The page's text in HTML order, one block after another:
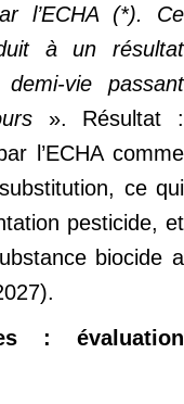
l’ECHA (*). Ce
à un résultat
vie passant
». Résultat :
l’ECHA comme
ce qui
pesticide, et
biocide a
: évaluation